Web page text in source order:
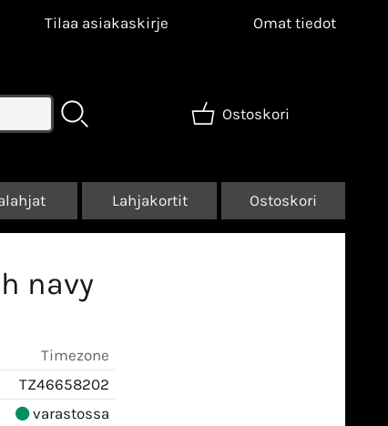
Tilaa asiakaskirje Omat tiedot
Ostoskori
Lahjakortit Ostoskori
navy
Timezone
TZ46658202
varastossa